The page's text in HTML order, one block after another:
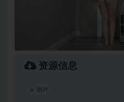
资源信息
用户